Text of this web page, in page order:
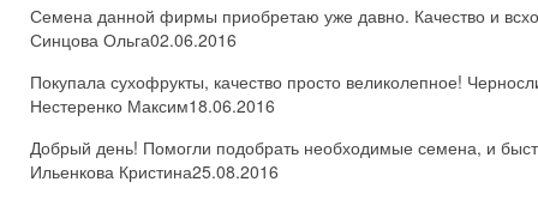
Семена данной фирмы приобретаю уже давно. Качество и
Синцова Ольга02.06.2016
Покупала сухофрукты, качество просто великолепное!
Нестеренко Максим18.06.2016
Добрый день! Помогли подобрать необходимые семена, и
Ильенкова Кристина25.08.2016